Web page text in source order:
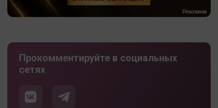
Прокомментируйте в социальных
сетях